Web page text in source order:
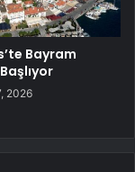
Bayram
2026